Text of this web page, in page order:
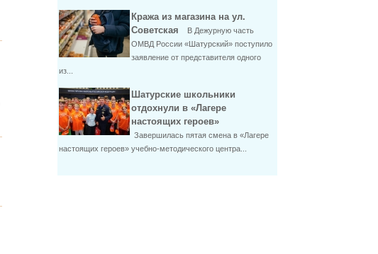
Кража из магазина на ул.
Советская
В Дежурную часть
ОМВД России «Шатурский» поступило
заявление от представителя одного
из...
Шатурские школьники
отдохнули в «Лагере
настоящих героев»
Завершилась пятая смена в «Лагере
настоящих героев» учебно-методического центра...